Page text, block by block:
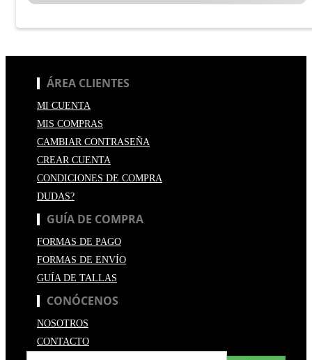
ÁREA CLIENTES
MI CUENTA
MIS COMPRAS
CAMBIAR CONTRASEÑA
CREAR CUENTA
CONDICIONES DE COMPRA
DUDAS?
GUÍA DE COMPRA
FORMAS DE PAGO
FORMAS DE ENVÍO
GUÍA DE TALLAS
CONÓCENOS
NOSOTROS
CONTACTO